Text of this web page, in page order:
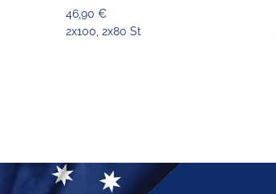
46,90 €
2x100, 2x80 St